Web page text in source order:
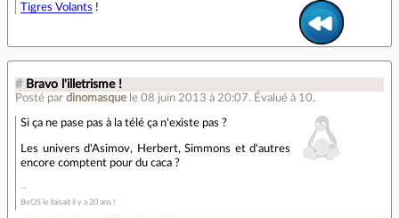
Tigres Volants !
# Bravo l'illetrisme !
Posté par dinomasque le 08 juin 2013 à 20:07. Évalué à 10.
Si ça ne pase pas à la télé ça n'existe pas ?
Les univers d'Asimov, Herbert, Simmons et d'autres
encore comptent pour du caca ?
BeOS le faisait il y a 20 ans !